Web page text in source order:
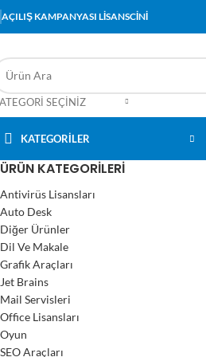
AÇILIŞ KAMPANYASI LİSANSCİNİ
SEÇINIZ
KATEGORİLER
ÜRÜN KATEGORILERI
Antivirüs Lisansları
Auto Desk
Diğer Ürünler
Dil Ve Makale
Grafik Araçları
Jet Brains
Mail Servisleri
Office Lisansları
Oyun
SEO Araçları